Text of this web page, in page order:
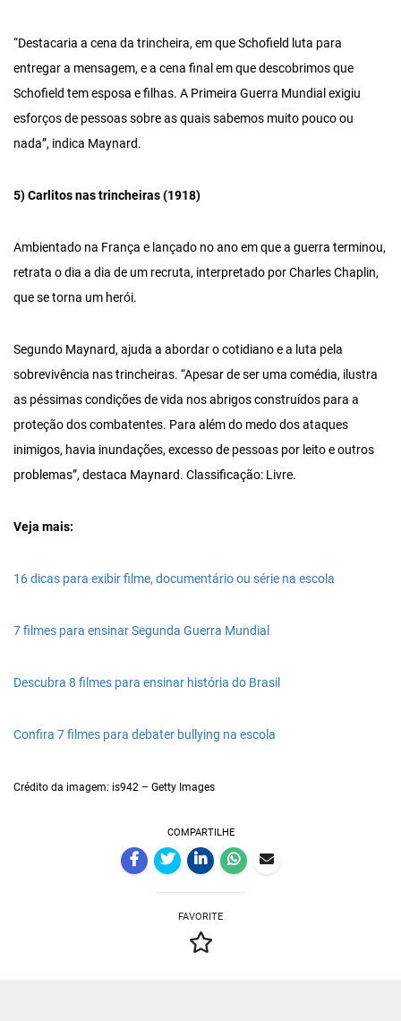
“Destacaria a cena da trincheira, em que Schofield luta para
entregar a mensagem, e a cena final em que descobrimos que
Schofield tem esposa e filhas. A Primeira Guerra Mundial exigiu
esforços de pessoas sobre as quais sabemos muito pouco ou
nada”, indica Maynard.
5)Carlitos nas trincheiras (1918)
Ambientado na França e lançado no ano em que a guerra terminou,
retrata o dia a dia de um recruta, interpretado por Charles Chaplin,
que se torna um herói.
Segundo Maynard, ajuda a abordar o cotidiano e a luta pela
sobrevivência nas trincheiras. “Apesar de ser uma comédia, ilustra
as péssimas condições de vida nos abrigos construídos para a
proteção dos combatentes. Para além do medo dos ataques
inimigos, havia inundações, excesso de pessoas por leito e outros
problemas”, destaca Maynard. Classificação: Livre.
Veja mais:
16 dicas para exibir filme, documentário ou série na escola
7 filmes para ensinar Segunda Guerra Mundial
Descubra 8 filmes para ensinar história do Brasil
Confira 7 filmes para debater bullying na escola
Crédito da imagem: is942 – Getty Images
COMPARTILHE
FAVORITE